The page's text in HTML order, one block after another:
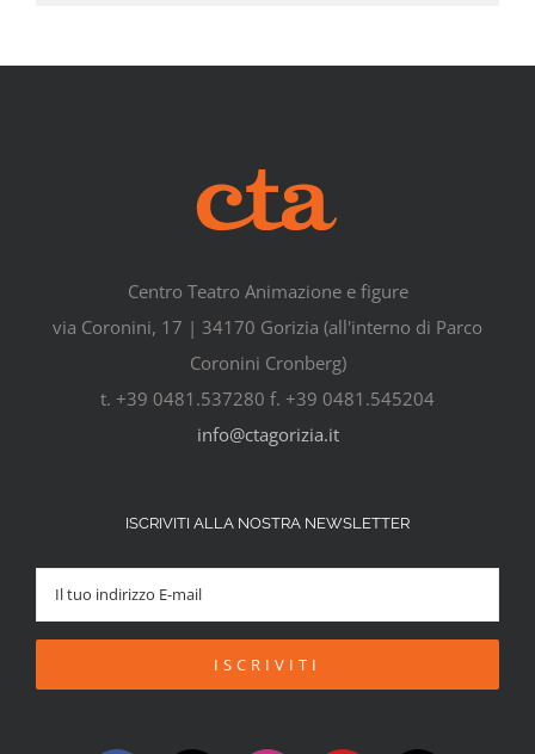
Centro Teatro Animazione e figure
via Coronini, 17 | 34170 Gorizia (all'interno di Parco
Coronini Cronberg)
t. +39 0481.537280 f. +39 0481.545204
info@ctagorizia.it
ISCRIVITI ALLA NOSTRA NEWSLETTER